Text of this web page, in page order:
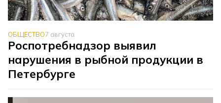
ОБЩЕСТВО7 августа
Роспотребнадзор выявил
нарушения в рыбной продукции в
Петербурге